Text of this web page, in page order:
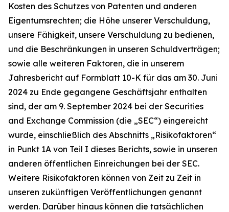
Kosten des Schutzes von Patenten und anderen
Eigentumsrechten; die Höhe unserer Verschuldung,
unsere Fähigkeit, unsere Verschuldung zu bedienen,
und die Beschränkungen in unseren Schuldverträgen;
sowie alle weiteren Faktoren, die in unserem
Jahresbericht auf Formblatt 10-K für das am 30. Juni
2024 zu Ende gegangene Geschäftsjahr enthalten
sind, der am 9. September 2024 bei der Securities
and Exchange Commission (die „SEC“) eingereicht
wurde, einschließlich des Abschnitts „Risikofaktoren“
in Punkt 1A von Teil I dieses Berichts, sowie in unseren
anderen öffentlichen Einreichungen bei der SEC.
Weitere Risikofaktoren können von Zeit zu Zeit in
unseren zukünftigen Veröffentlichungen genannt
werden. Darüber hinaus können die tatsächlichen